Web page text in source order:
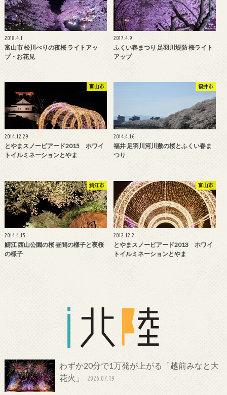
2018.4.1
富山市 松川べりの夜桜 ライトアッ
プ・お花見
2017.4.9
ふくい春まつり 足羽川堤防 桜ライト
アップ
富山市
2014.12.29
とやまスノーピアード2015 ホワイ
トイルミネーションとやま
福井市
2014.4.16
福井 足羽川河川敷の桜とふくい春ま
つり
鯖江市
2014.4.15
鯖江 西山公園の桜 昼間の様子と夜桜
の様子
富山市
2012.12.2
とやまスノーピアード2013 ホワイ
トイルミネーションとやま
わずか20分で1万発が上がる「越前みなと大
花火」
2026.07.19